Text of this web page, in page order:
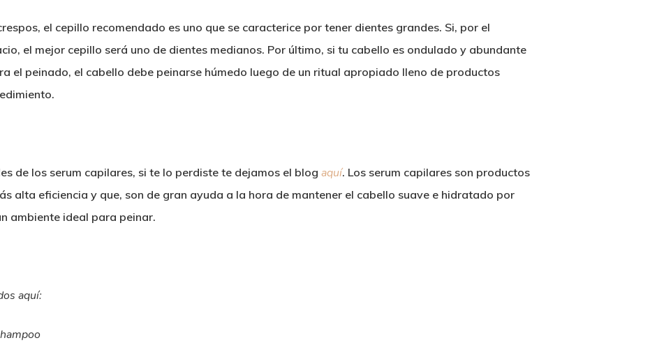
el cepillo recomendado es uno que se caracterice por tener dientes grandes. Si, por el
el mejor cepillo será uno de dientes medianos. Por último, si tu cabello es ondulado y abundante
el peinado, el cabello debe peinarse húmedo luego de un ritual apropiado lleno de productos
de los serum capilares, si te lo perdiste te dejamos el blogaquí. Los serum capilares son productos
alta eficiencia y que, son de gran ayuda a la hora de mantener el cabello suave e hidratado por
ambiente ideal para peinar.
aquí: